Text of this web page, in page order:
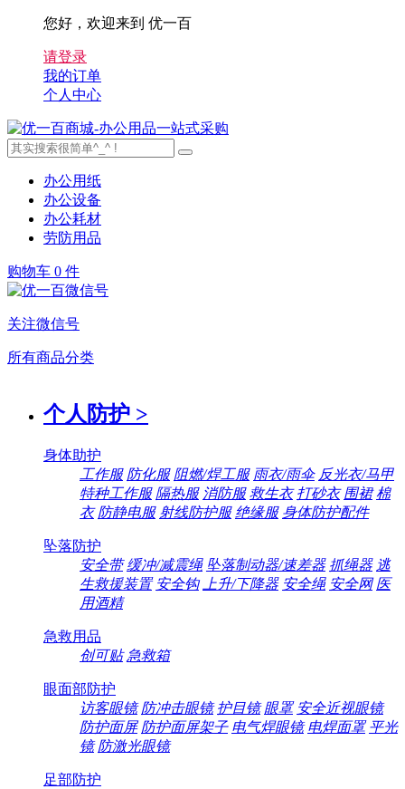
您好，欢迎来到 优一百
请登录
我的订单
个人中心
办公用纸
办公设备
办公耗材
劳防用品
购物车 0 件
关注微信号
所有商品分类
个人防护 >
身体助护
工作服 防化服 阻燃/焊工服 雨衣/雨伞 反光衣/马甲
特种工作服 隔热服 消防服 救生衣 打砂衣 围裙 棉
衣 防静电服 射线防护服 绝缘服 身体防护配件
坠落防护
安全带 缓冲/减震绳 坠落制动器/速差器 抓绳器 逃
生救援装置 安全钩 上升/下降器 安全绳 安全网 医
用酒精
急救用品
创可贴 急救箱
眼面部防护
访客眼镜 防冲击眼镜 护目镜 眼罩 安全近视眼镜
防护面屏 防护面屏架子 电气焊眼镜 电焊面罩 平光
镜 防激光眼镜
足部防护